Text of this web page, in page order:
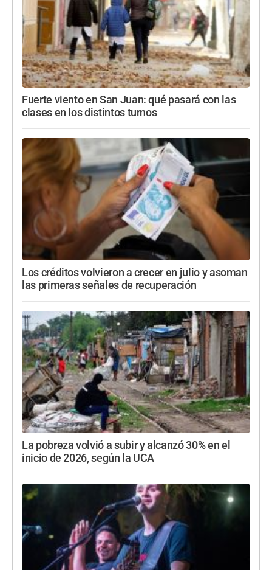
Fuerte viento en San Juan: qué pasará con las
clases en los distintos turnos
Los créditos volvieron a crecer en julio y asoman
las primeras señales de recuperación
La pobreza volvió a subir y alcanzó 30% en el
inicio de 2026, según la UCA